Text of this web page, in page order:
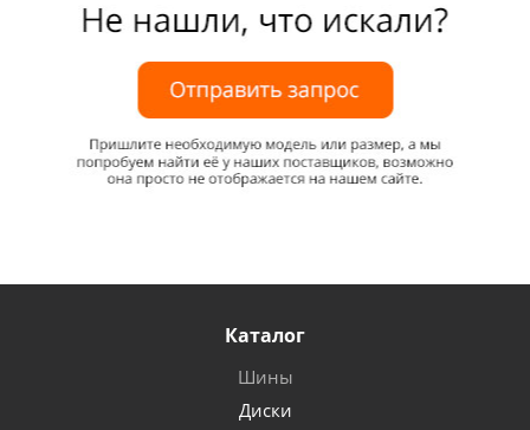
Каталог
Шины
Диски